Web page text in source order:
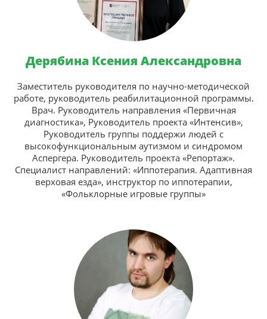
Дерябина Ксения Александровна
Заместитель руководителя по научно-методической
работе, руководитель реабилитационной программы.
Врач. Руководитель направления «Первичная
диагностика», Руководитель проекта «Интенсив»,
Руководитель группы поддержи людей с
высокофункциональным аутизмом и синдромом
Аспергера. Руководитель проекта «Репортаж».
Специалист направлений: «Иппотерапия. Адаптивная
верховая езда», инструктор по иппотерапии,
«Фольклорные игровые группы»